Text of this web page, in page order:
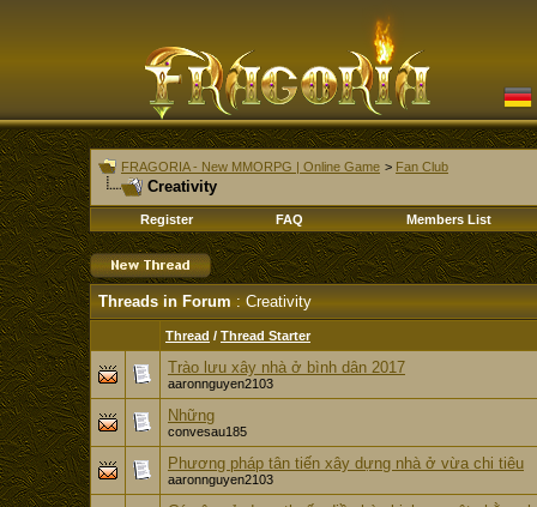
FRAGORIA - New MMORPG | Online Game > Fan Club
Creativity
Register FAQ Members List
Threads in Forum : Creativity
Thread / Thread Starter
Trào lưu xây nhà ở bình dân 2017
aaronnguyen2103
Những
convesau185
Phương pháp tân tiến xây dựng nhà ở vừa chi tiêu
aaronnguyen2103